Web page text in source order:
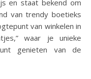
en staat bekend om
van trendy boetieks
van winkelen in
waar je unieke
genieten van de